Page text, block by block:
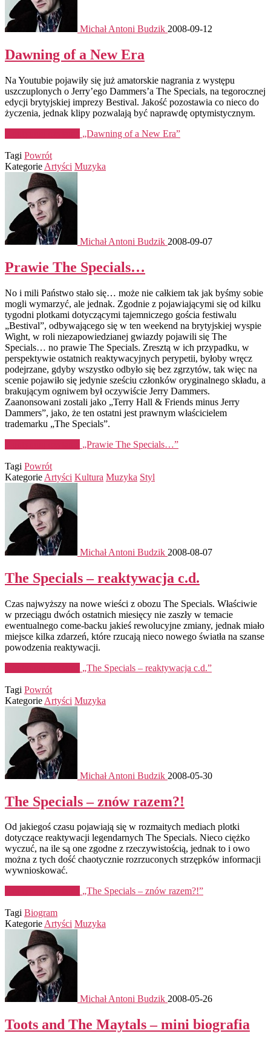
Michał Antoni Budzik 2008-09-12
Dawning of a New Era
Na Youtubie pojawiły się już amatorskie nagrania z występu
uszczuplonych o Jerry’ego Dammers’a The Specials, na tegorocznej
edycji brytyjskiej imprezy Bestival. Jakość pozostawia co nieco do
życzenia, jednak klipy pozwalają być naprawdę optymistycznym.
„Dawning of a New Era”
Tagi Powrót
Kategorie Artyści Muzyka
Michał Antoni Budzik 2008-09-07
Prawie The Specials…
No i mili Państwo stało się… może nie całkiem tak jak byśmy sobie
mogli wymarzyć, ale jednak. Zgodnie z pojawiającymi się od kilku
tygodni plotkami dotyczącymi tajemniczego gościa festiwalu
„Bestival”, odbywającego się w ten weekend na brytyjskiej wyspie
Wight, w roli niezapowiedzianej gwiazdy pojawili się The
Specials… no prawie The Specials. Zresztą w ich przypadku, w
perspektywie ostatnich reaktywacyjnych perypetii, byłoby wręcz
podejrzane, gdyby wszystko odbyło się bez zgrzytów, tak więc na
scenie pojawiło się jedynie sześciu członków oryginalnego składu, a
brakującym ogniwem był oczywiście Jerry Dammers.
Zaanonsowani zostali jako „Terry Hall & Friends minus Jerry
Dammers”, jako, że ten ostatni jest prawnym właścicielem
trademarku „The Specials”.
„Prawie The Specials…”
Tagi Powrót
Kategorie Artyści Kultura Muzyka Styl
Michał Antoni Budzik 2008-08-07
The Specials – reaktywacja c.d.
Czas najwyższy na nowe wieści z obozu The Specials. Właściwie
w przeciągu dwóch ostatnich miesięcy nie zaszły w temacie
ewentualnego come-backu jakieś rewolucyjne zmiany, jednak miało
miejsce kilka zdarzeń, które rzucają nieco nowego światła na szanse
powodzenia reaktywacji.
„The Specials – reaktywacja c.d.”
Tagi Powrót
Kategorie Artyści Muzyka
Michał Antoni Budzik 2008-05-30
The Specials – znów razem?!
Od jakiegoś czasu pojawiają się w rozmaitych mediach plotki
dotyczące reaktywacji legendarnych The Specials. Nieco ciężko
wyczuć, na ile są one zgodne z rzeczywistością, jednak to i owo
można z tych dość chaotycznie rozrzuconych strzępków informacji
wywnioskować.
„The Specials – znów razem?!”
Tagi Biogram
KategorieArtyści Muzyka
Michał Antoni Budzik 2008-05-26
Toots and The Maytals – mini biografia